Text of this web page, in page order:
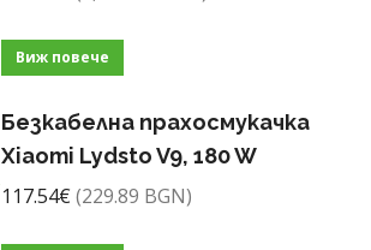
Виж повече
Безкабелна прахосмукачка
Xiaomi Lydsto V9, 180 W
117.54€ (229.89 BGN)